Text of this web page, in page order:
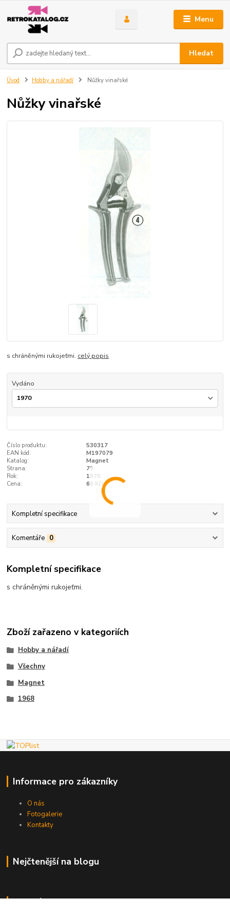
Menu
Hledat
Úvod Hobby a nářadí Nůžky vinařské
Nůžky vinařské
s chráněnými rukojeťmi. celý popis
Vydáno
Číslo produktu:
530317
EAN kód:
M197079
Katalog:
Magnet
Strana:
79
Rok:
1970
Cena:
68 Kčs
Kompletní specifikace
Komentáře 0
Kompletní specifikace
s chráněnými rukojeťmi.
Zboží zařazeno v kategoriích
Hobby a nářadí
Všechny
Magnet
1968
Informace pro zákazníky
O nás
Fotogalerie
Kontakty
Nejčtenější na blogu
Kde nás najdete